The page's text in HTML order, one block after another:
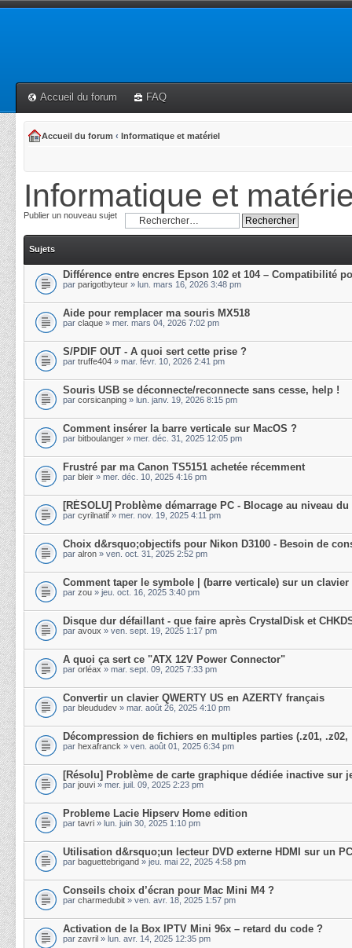
Accueil du forum FAQ
Accueil du forum ‹ Informatique et matériel
Informatique et
Publier un nouveau sujet
Sujets
Différence entre encres Epson 102 et 104 – Compatibilité
par parigotbyteur » lun. mars 16, 2026 3:48 pm
Aide pour remplacer ma souris MX518
par claque » mer. mars 04, 2026 7:02 pm
S/PDIF OUT - A quoi sert cette prise ?
par truffe404 » mar. févr. 10, 2026 2:41 pm
Souris USB se déconnecte/reconnecte sans cesse, help !
par corsicanping » lun. janv. 19, 2026 8:15 pm
Comment insérer la barre verticale sur MacOS ?
par bitboulanger » mer. déc. 31, 2025 12:05 pm
Frustré par ma Canon TS5151 achetée récemment
par bleir » mer. déc. 10, 2025 4:16 pm
[RÉSOLU] Problème démarrage PC - Blocage au niveau
par cyrilnatif » mer. nov. 19, 2025 4:11 pm
Choix d&rsquo;objectifs pour Nikon D3100 - Besoin de
par alron » ven. oct. 31, 2025 2:52 pm
Comment taper le symbole | (barre verticale) sur un clavier
par zou » jeu. oct. 16, 2025 3:40 pm
Disque dur défaillant - que faire après CrystalDisk et
par avoux » ven. sept. 19, 2025 1:17 pm
A quoi ça sert ce "ATX 12V Power Connector"
par orléax » mar. sept. 09, 2025 7:33 pm
Convertir un clavier QWERTY US en AZERTY français
par bleududev » mar. août 26, 2025 4:10 pm
Décompression de fichiers en multiples parties (.z01, .z02,
par hexafranck » ven. août 01, 2025 6:34 pm
[Résolu] Problème de carte graphique dédiée inactive sur
par jouvi » mer. juil. 09, 2025 2:23 pm
Probleme Lacie Hipserv Home edition
par tavri » lun. juin 30, 2025 1:10 pm
Utilisation d&rsquo;un lecteur DVD externe HDMI sur un
par baguettebrigand » jeu. mai 22, 2025 4:58 pm
Conseils choix d’écran pour Mac Mini M4 ?
par charmedubit » ven. avr. 18, 2025 1:57 pm
Activation de la Box IPTV Mini 96x – retard du code ?
par zavril » lun. avr. 14, 2025 12:35 pm